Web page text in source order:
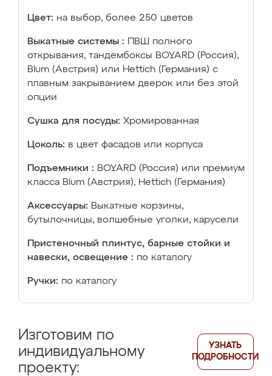
Цвет: на выбор, более 250 цветов
Выкатные системы :
ПВШ полного
открывания, тандембоксы BOYARD (Россия),
Blum (Австрия) или Hettich (Германия) с
плавным закрыванием дверок или без этой
опции
Сушка для посуды: Хромированная
Цоколь: в цвет фасадов или корпуса
Подъемники : BOYARD (Россия) или премиум
класса Blum (Австрия), Hettich (Германия)
Аксессуары: Выкатные корзины,
бутылочницы, волшебные уголки, карусели
Пристеночный плинтус, барные стойки и
навески, освещение : по каталогу
Ручки: по каталогу
Изготовим по
индивидуальному
проекту:
УЗНАТЬ
ПОДРОБНОСТИ